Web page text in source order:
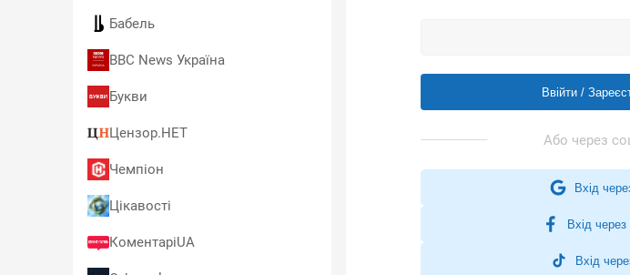
Бабель
BBC News Україна
Букви
Цензор.НЕТ
Чемпіон
Цікавості
КоментаріUA
Ввійти /
Вхід
Вхід
Вхід